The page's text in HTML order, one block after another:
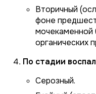
Вторичный
фоне
мочекаменной
органических
По стадии
Серозный.